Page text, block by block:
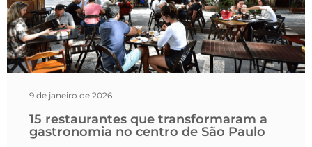
9 de janeiro de 2026
15 restaurantes que transformaram a
gastronomia no centro de São Paulo